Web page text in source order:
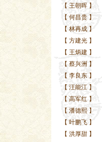
【 王朝晖】
【 何昌贵】
【 林再成】
【 方建光】
【 王炳建】
【 蔡兴洲 】
【 李良东】
【 汪能江】
【 高军红 】
【 潘德熙】
【 叶鹏飞】
【 洪厚甜】